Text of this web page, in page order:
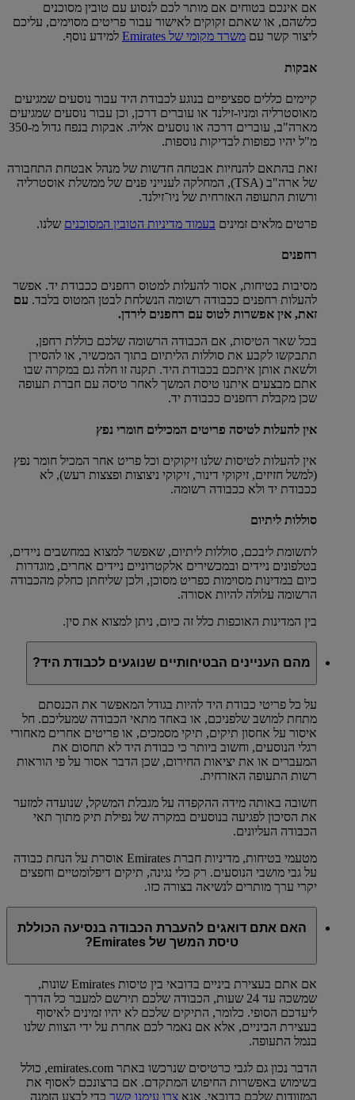
אם אינכם בטוחים אם מותר לכם לנסוע עם טובין מסוכנים
כלשהם, או שאתם זקוקים לאישור עבור פריטים מסוימים, עליכם
ליצור קשר עם משרד מקומי של Emirates למידע נוסף.
אבקות
קיימים כללים ספציפיים בנוגע לכבודת היד עבור נוסעים שמגיעים
מאוסטרליה ומניו-זילנד או עוברים דרכן, וכן עבור נוסעים שמגיעים
מארה"ב, עוברים דרכה או נוסעים אליה. אבקות בנפח גדול מ-350
מ"ל יהיו כפופות לבדיקות נוספות.
זאת בהתאם להנחיות אבטחה חדשות של מנהל אבטחת התחבורה
של ארה"ב (TSA), המחלקה לענייני פנים של ממשלת אוסטרליה
ורשות התעופה האזרחית של ניו־זילנד.
פרטים מלאים זמינים בעמוד מדיניות הטובין המסוכנים שלנו.
רחפנים
מסיבות בטיחות, אסור להעלות למטוס רחפנים ככבודת יד. אפשר
להעלות רחפנים ככבודה רשומה הנשלחת לבטן המטוס בלבד. עם
זאת, אין אפשרות לטוס עם רחפנים לירדן.
בכל שאר הטיסות, אם הכבודה הרשומה שלכם כוללת רחפן,
תתבקשו לקבע את סוללות הליתיום בתוך המכשיר, או להסירן
ולשאת אותן איתכם בכבודת היד. תקנה זו חלה גם במקרה שבו
אתם מבצעים איתנו טיסת המשך לאחר טיסה עם חברת תעופה
שכן מקבלת רחפנים ככבודת יד.
אין להעלות לטיסה פריטים המכילים חומרי נפץ
אין להעלות לטיסות שלנו זיקוקים וכל פריט אחר המכיל חומר נפץ
(למשל חזיזים, זיקוקי דינור, זיקוקי ניצוצות ופצצות רעש), לא
ככבודת יד ולא ככבודה רשומה.
סוללות ליתיום
לתשומת ליבכם, סוללות ליתיום, שאפשר למצוא במחשבים ניידים,
בטלפונים ניידים ובמכשירים אלקטרוניים ניידים אחרים, מוגדרות
כיום במדינות מסוימות כפריט מסוכן, ולכן שליחתן כחלק מהכבודה
הרשומה עלולה להיות אסורה.
בין המדינות האוכפות כלל זה כיום, ניתן למצוא את סין.
מהם העניינים הבטיחותיים שנוגעים לכבודת היד?
על כל פריטי כבודת היד להיות בגודל המאפשר את הכנסתם
מתחת למושב שלפניכם, או באחד מתאי הכבודה שמעליכם. חל
איסור על אחסון תיקים, תיקי מסמכים, או פריטים אחרים מאחורי
רגלי הנוסעים, וחשוב ביותר כי כבודת היד לא תחסום את
המעברים או את יציאות החירום, שכן הדבר אסור על פי הוראות
רשות התעופה האזרחית.
חשובה באותה מידה ההקפדה על מגבלת המשקל, שנועדה למזער
את הסיכון לפגיעה בנוסעים במקרה של נפילת תיק מתוך תאי
הכבודה העליונים.
מטעמי בטיחות, מדיניות חברת Emirates אוסרת על הנחת כבודה
על גבי מושבי הנוסעים. רק כלי נגינה, תיקים דיפלומטיים וחפצים
יקרי ערך מותרים לנשיאה בצורה כזו.
האם אתם דואגים להעברת הכבודה בנסיעה הכוללת
טיסת המשך של Emirates?
אם אתם בעצירת ביניים בדובאי בין טיסות Emirates שונות,
שמשכה עד 24 שעות, הכבודה שלכם תירשם למעבר כל הדרך
ליעדכם הסופי. כלומר, התיקים שלכם לא יהיו זמינים לאיסוף
בעצירת הביניים, אלא אם נאמר לכם אחרת על ידי הצוות שלנו
בנמל התעופה.
הדבר נכון גם לגבי כרטיסים שנרכשו באתר emirates.com, כולל
בשימוש באפשרות החיפוש המתקדם. אם ברצונכם לאסוף את
המזוודות שלכם בדובאי, אנא צרו עימנו קשר כדי לבצע הזמנה